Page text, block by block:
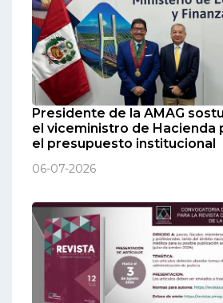
Presidente de la AMAG
el viceministro de Hacienda
el presupuesto institucional
06-07-2026